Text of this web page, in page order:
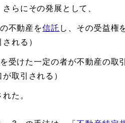
さらにその発展として、
不動産を信託 し、その受益権
れる）
受けた一定の者が不動産の取
が取引される）
た。